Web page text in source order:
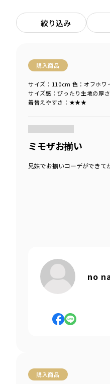
絞り込み
購入商品
サイズ感 ：ぴったり 生地の厚さ
着替えやすさ ：★★★
サイズ：110cm 色：オフホワ
ミモザお揃い
兄妹でお揃いコーデができて
no
購入商品